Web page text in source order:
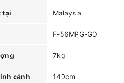
tại Malaysia
F-56MPG-GO
7kg
cánh 140cm